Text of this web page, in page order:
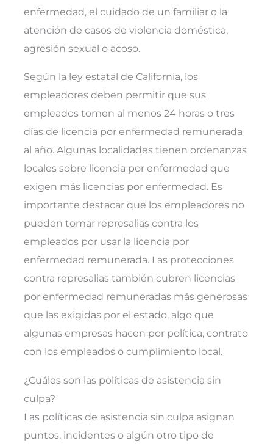
enfermedad, el cuidado de un familiar o la
atención de casos de violencia doméstica,
agresión sexual o acoso.
Según la ley estatal de California, los
empleadores deben permitir que sus
empleados tomen al menos 24 horas o tres
días de licencia por enfermedad remunerada
al año. Algunas localidades tienen ordenanzas
locales sobre licencia por enfermedad que
exigen más licencias por enfermedad. Es
importante destacar que los empleadores no
pueden tomar represalias contra los
empleados por usar la licencia por
enfermedad remunerada. Las protecciones
contra represalias también cubren licencias
por enfermedad remuneradas más generosas
que las exigidas por el estado, algo que
algunas empresas hacen por política, contrato
con los empleados o cumplimiento local.
¿Cuáles son las políticas de asistencia sin
culpa?
Las políticas de asistencia sin culpa asignan
puntos, incidentes o algún otro tipo de